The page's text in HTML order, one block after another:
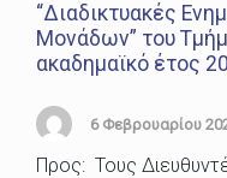
“Διαδικτυακές
Μονάδων” του
ακαδημαϊκό έτος
6 Φεβρουαρίου
Προς: Τους